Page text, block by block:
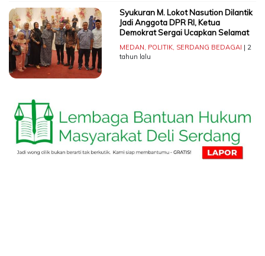
Syukuran M. Lokot Nasution Dilantik
Jadi Anggota DPR RI, Ketua
Demokrat Sergai Ucapkan Selamat
MEDAN, POLITIK, SERDANG BEDAGAI | 2
tahun lalu